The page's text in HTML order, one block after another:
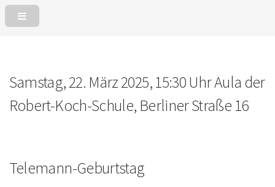
Samstag, 22. März 2025, 15:30 UhrAula der
Robert-Koch-Schule, Berliner Straße 16
Telemann-Geburtstag